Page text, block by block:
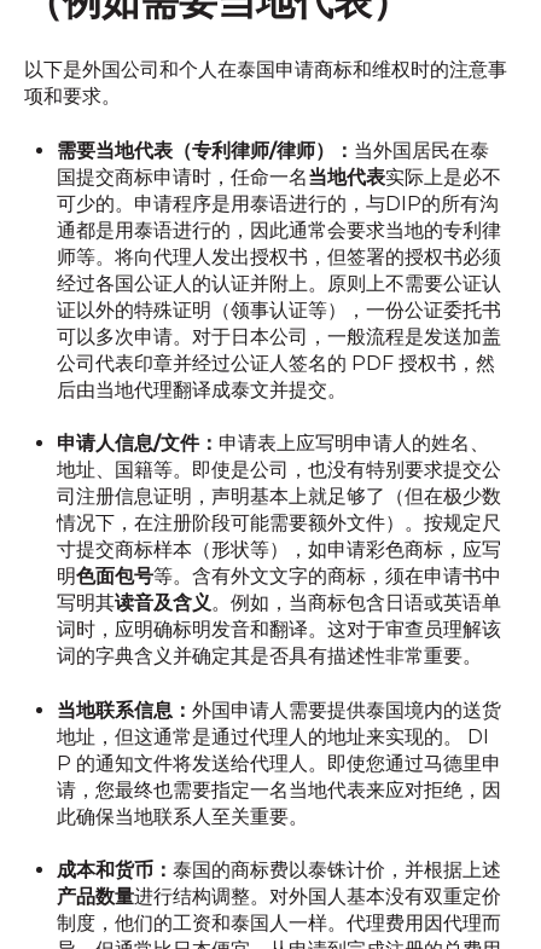
以下是外国公司和个人在泰国申请商标和维权时的注意事
项和要求。
需要当地代表（专利律师/律师）： 当外国居民在泰
国提交商标申请时，任命一名当地代表实际上是必不
可少的。申请程序是用泰语进行的，与DIP的所有沟
通都是用泰语进行的，因此通常会要求当地的专利律
师等。将向代理人发出授权书，但签署的授权书必须
经过各国公证人的认证并附上。原则上不需要公证认
证以外的特殊证明（领事认证等），一份公证委托书
可以多次申请。对于日本公司，一般流程是发送加盖
公司代表印章并经过公证人签名的 PDF 授权书，然
后由当地代理翻译成泰文并提交。
申请人信息/文件： 申请表上应写明申请人的姓名、
地址、国籍等。即使是公司，也没有特别要求提交公
司注册信息证明，声明基本上就足够了（但在极少数
情况下，在注册阶段可能需要额外文件）。按规定尺
寸提交商标样本（形状等），如申请彩色商标，应写
明色面包号等。含有外文文字的商标，须在申请书中
写明其读音及含义。例如，当商标包含日语或英语单
词时，应明确标明发音和翻译。这对于审查员理解该
词的字典含义并确定其是否具有描述性非常重要。
当地联系信息：外国申请人需要提供泰国境内的送货
地址，但这通常是通过代理人的地址来实现的。 DI
P 的通知文件将发送给代理人。即使您通过马德里申
请，您最终也需要指定一名当地代表来应对拒绝，因
此确保当地联系人至关重要。
成本和货币：泰国的商标费以泰铢计价，并根据上述
产品数量进行结构调整。对外国人基本没有双重定价
制度，他们的工资和泰国人一样。代理费用因代理而